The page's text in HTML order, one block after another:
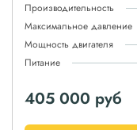
Производительность
Максимальное давление
Мощность двигателя
Питание
405 000 руб